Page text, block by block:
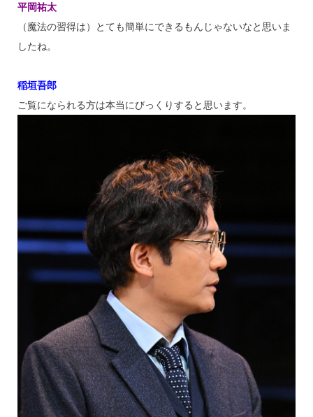
平岡祐太
（魔法の習得は）とても簡単にできるもんじゃないなと思いま
したね。
稲垣吾郎
ご覧になられる方は本当にびっくりすると思います。